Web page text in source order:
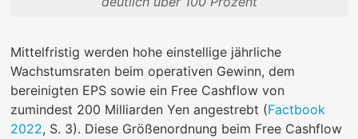
Mittelfristig werden hohe einstellige jährliche
Wachstumsraten beim operativen Gewinn, dem
bereinigten EPS sowie ein Free Cashflow von
zumindest 200 Milliarden Yen angestrebt (Factbook
2022, S. 3). Diese Größenordnung beim Free Cashflow